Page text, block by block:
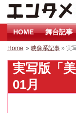
HOME 舞台記事
Home » 映像系記事 » 実
実写版「
01月